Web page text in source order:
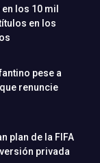
los 10 mil
en los
pese a
renuncie
plan de la FIFA
privada